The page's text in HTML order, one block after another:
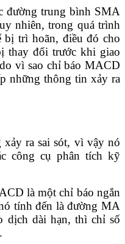
đường trung bình SMA
nhiên, trong quá trình
bị trì hoãn, điều đó cho
thay đổi trước khi giao
vì sao chỉ báo MACD
những thông tin xảy ra
ra sai sót, vì vậy nó
công cụ phân tích kỹ
là một chỉ báo ngắn
tính đến là đường MA
dịch dài hạn, thì chỉ số